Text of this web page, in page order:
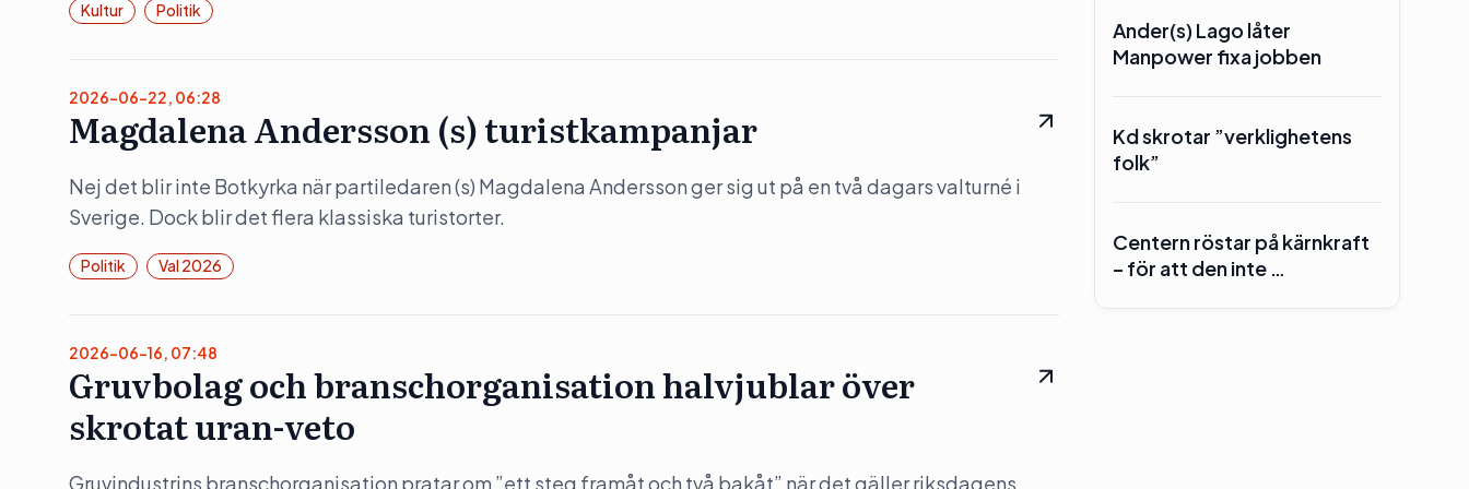
Kultur Politik
2026-06-22, 06:28
Magdalena Andersson (s) turistkampanjar
Nej det blir inte Botkyrka när partiledaren (s) Magdalena Andersson ger sig ut på en två dagars valturné i
Sverige. Dock blir det flera klassiska turistorter.
Politik Val 2026
2026-06-16, 07:48
Gruvbolag och branschorganisation halvjublar över
skrotat uran-veto
Gruvindustrins branschorganisation pratar om ”ett steg framåt och två bakåt” när det gäller riksdagens
Ander(s) Lago låter
Manpower fixa jobben
Kd skrotar ”verklighetens
folk”
Centern röstar på kärnkraft
– för att den inte …